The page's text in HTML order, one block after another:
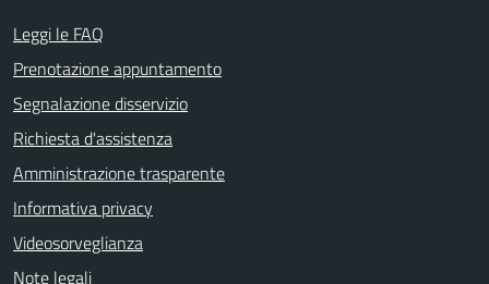
Leggi le FAQ
Prenotazione appuntamento
Segnalazione disservizio
Richiesta d'assistenza
Amministrazione trasparente
Informativa privacy
Videosorveglianza
Note legali